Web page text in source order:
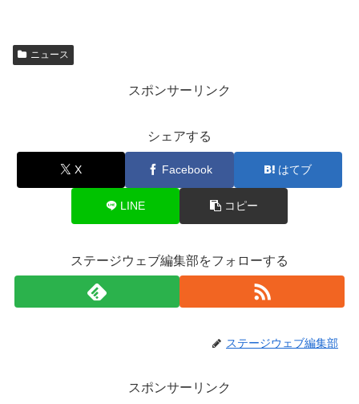
ニュース
スポンサーリンク
シェアする
X Facebook はてブ
LINE コピー
ステージウェブ編集部をフォローする
ステージウェブ編集部
スポンサーリンク